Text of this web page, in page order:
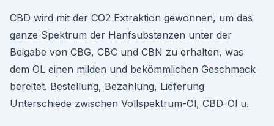
CBD wird mit der CO2 Extraktion gewonnen, um das
ganze Spektrum der Hanfsubstanzen unter der
Beigabe von CBG, CBC und CBN zu erhalten, was
dem ÖL einen milden und bekömmlichen Geschmack
bereitet. Bestellung, Bezahlung, Lieferung
Unterschiede zwischen Vollspektrum-Öl, CBD-Öl u.